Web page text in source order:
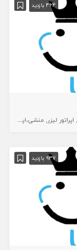
464 بازدید
اپراتور لیزر منشی،اپراتور،دستیار
937 بازدید